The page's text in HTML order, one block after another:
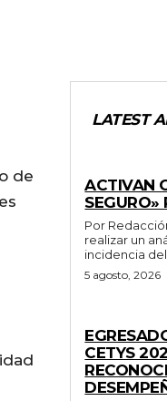
de
LATEST
ACTIVAN
SEGURO»
Por Redacción Playas de Rosarito.-
realizar un
incidencia
5 agosto, 2026
CETYS